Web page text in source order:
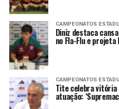
CAMPEONATOS
Diniz destaca
no Fla-Flu e projeta
CAMPEONATOS
Tite celebra vitória
atuação: